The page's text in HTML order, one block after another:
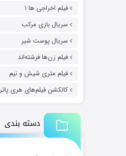
فیلم اخراجی ها ۱
سریال بازی مرکب
سریال پوست شیر
فیلم زن‌ها فرشته‌اند
فیلم متری شیش و نیم
کالکشن فیلم‌های هری پاتر
دسته بندی